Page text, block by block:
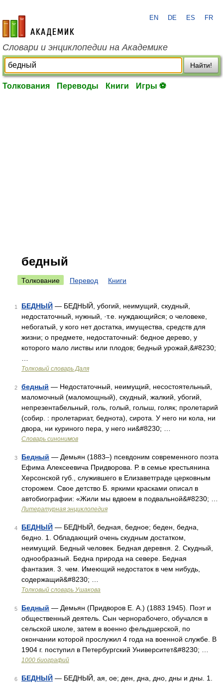
academic.ru
EN DE ES FR
Словари и энциклопедии на Академике
Найти!
Толкования Переводы Книги Игры ⚽
бедный
Толкование Перевод Книги
1 БЕДНЫЙ — БЕДНЫЙ, убогий, неимущий, скудный,
недостаточный, нужный, ·т.е. нуждающийся; о человеке,
небогатый, у кого нет достатка, имущества, средств для
жизни; о предмете, недостаточный: бедное дерево, у
которого мало листвы или плодов; бедный урожай,&#8230;
Толковый словарь Даля
2 бедный — Недостаточный, неимущий, несостоятельный,
маломочный (маломощный), скудный, жалкий, убогий,
непрезентабельный, голь, голый, голыш, голяк; пролетарий
(собир. : пролетариат, беднота), сирота. У него ни кола, ни
двора, ни куриного пера, у него ни&#8230; …
Словарь синонимов
3 Бедный — Демьян (1883–) псевдоним современного поэта
Ефима Алексеевича Придворова. Р. в семье крестьянина
Херсонской губ., служившего в Елизаветграде церковным
сторожем. Свое детство Б. яркими красками описал в
автобиографии: «Жили мы вдвоем в подвальной&#8230; …
Литературная энциклопедия
4 БЕДНЫЙ — БЕДНЫЙ, бедная, бедное; беден, бедна,
бедно. 1. Обладающий очень скудным достатком,
неимущий. Бедный человек. Бедная деревня. 2. Скудный,
однообразный. Бедна природа на севере. Бедная
фантазия. 3. чем. Имеющий недостаток в чем нибудь,
содержащий&#8230; …
Толковый словарь Ушакова
5 Бедный — Демьян (Придворов Е. А.) (1883 1945). Поэт и
общественный деятель. Сын чернорабочего, обучался в
сельской школе, затем в военно фельдшерской, по
окончании которой прослужил 4 года на военной службе. В
1904 г. поступил в Петербургский Университет&#8230; …
1000 биографий
6 БЕДНЫЙ — БЕДНЫЙ, ая, ое; ден, дна, дно, дны и дны. 1.